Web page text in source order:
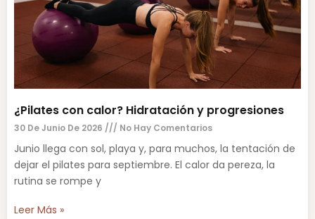
¿Pilates con calor? Hidratación y progresiones
30 De Junio De 2026 No Hay Comentarios
Junio llega con sol, playa y, para muchos, la tentación de
dejar el pilates para septiembre. El calor da pereza, la
rutina se rompe y
Leer Más »